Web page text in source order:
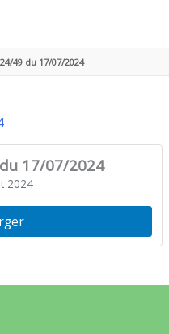
49 du 17/07/2024
17/07/2024
2024